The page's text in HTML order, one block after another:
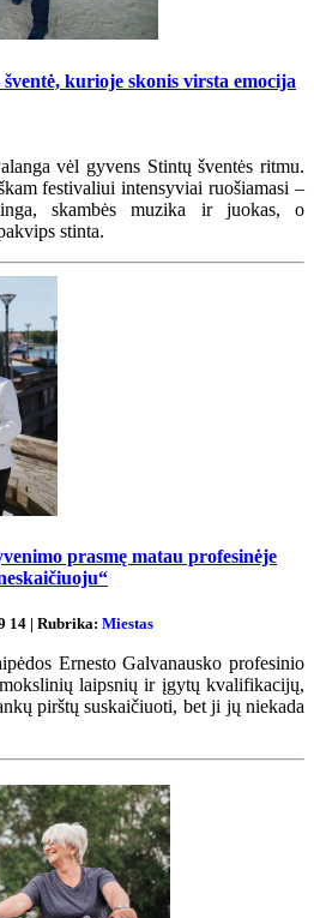
kurioje skonis virsta emocija
vėl gyvens Stintų šventės ritmu.
festivaliui intensyviai ruošiamasi –
skambės muzika ir juokas, o
stinta.
prasmę matau profesinėje
14 | Rubrika: Miestas
Ernesto Galvanausko profesinio
laipsnių ir įgytų kvalifikacijų,
pirštų suskaičiuoti, bet ji jų niekada